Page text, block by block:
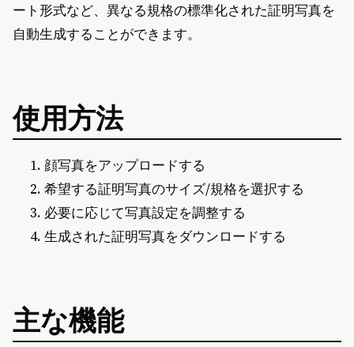
ート形式など、異なる規格の標準化された証明写真を
自動生成することができます。
使用方法
顔写真をアップロードする
希望する証明写真のサイズ/規格を選択する
必要に応じて写真設定を調整する
生成された証明写真をダウンロードする
主な機能